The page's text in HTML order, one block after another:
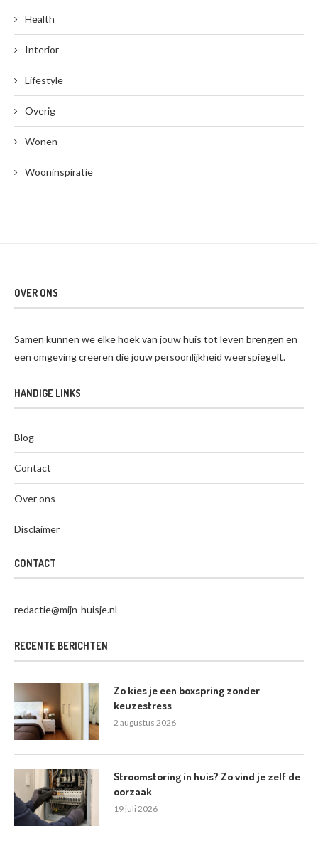
Health
Interior
Lifestyle
Overig
Wonen
Wooninspiratie
OVER ONS
Samen kunnen we elke hoek van jouw huis tot leven brengen en
een omgeving creëren die jouw persoonlijkheid weerspiegelt.
HANDIGE LINKS
Blog
Contact
Over ons
Disclaimer
CONTACT
redactie@mijn-huisje.nl
RECENTE BERICHTEN
Zo kies je een boxspring zonder
keuzestress
2 augustus 2026
Stroomstoring in huis? Zo vind je zelf de
oorzaak
19 juli 2026